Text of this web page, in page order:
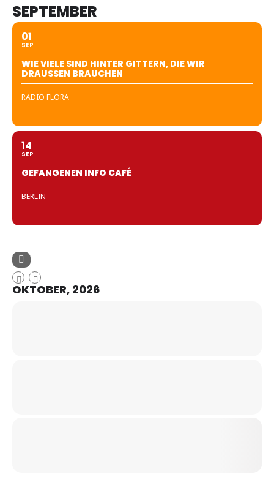
SEPTEMBER
01
SEP
WIE VIELE SIND HINTER GITTERN, DIE WIR
DRAUSSEN BRAUCHEN
RADIO FLORA
14
SEP
GEFANGENEN INFO CAFÉ
BERLIN
OKTOBER, 2026